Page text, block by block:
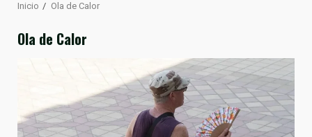
Inicio Ola de Calor
Ola de Calor